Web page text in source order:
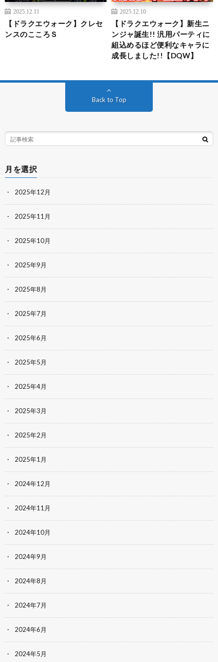
2025.12.11
【ドラクエウォーク】クレセ
ンスのこころＳ
2025.12.10
【ドラクエウォーク】新生ニ
ンジャ誕生!! 汎用パーティに
組込めるほど便利なキャラに
成長しました!!【DQW】
Back to Top
月を選択
2025年12月
2025年11月
2025年10月
2025年9月
2025年8月
2025年7月
2025年6月
2025年5月
2025年4月
2025年3月
2025年2月
2025年1月
2024年12月
2024年11月
2024年10月
2024年9月
2024年8月
2024年7月
2024年6月
2024年5月